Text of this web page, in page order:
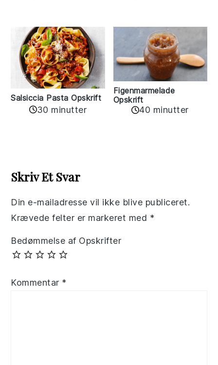
Salsiccia Pasta Opskrift
30 minutter
Figenmarmelade
Opskrift
40 minutter
Interactions
Skriv Et Svar
Din e-mailadresse vil ikke blive publiceret.
Krævede felter er markeret med *
Bedømmelse af Opskrifter
Kommentar *